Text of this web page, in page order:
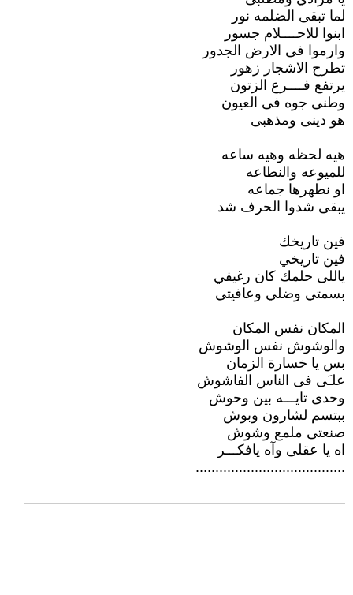
لما تبقى الضلمه نور
ابنوا للاحــــلام جسور
وارموا فى الارض الجدور
تطرح الاشجار زهور
يرتفع فــــرع الزتون
وطنى جوه فى العيون
هو دينى ومذهبى
هيه لحظه وهيه ساعه
للميوعه والنطاعه
او نطهرها جماعه
يبقى شدوا الحرف شد
فين تاريخك
فين تاريخي
ياللى حلمك كان رغيفي
بسمتي وضلي وعافيتي
المكان نفس المكان
والوشوش نفس الوشوش
بس يا خسارة الزمان
علـَى فى الناس الفاشوش
وحدى تايـــه بين وحوش
ببتسم لشارون وبوش
صنعتى ملمع وشوش
اه يا عقلى وآه يافكـــر
......................................